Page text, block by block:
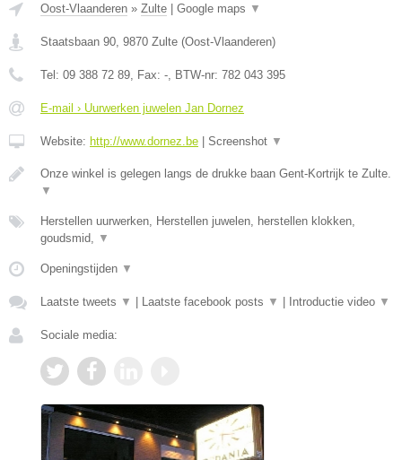
Oost-Vlaanderen » Zulte Google maps ▼
Staatsbaan 90, 9870 Zulte (Oost-Vlaanderen)
Tel: 09 388 72 89, Fax: -, BTW-nr: 782 043 395
E-mail › Uurwerken juwelen Jan Dornez
Website: http://www.dornez.be Screenshot ▼
Onze winkel is gelegen langs de drukke baan Gent-Kortrijk te Zulte.
▼
Herstellen uurwerken, Herstellen juwelen, herstellen klokken,
goudsmid, ▼
Openingstijden ▼
Laatste tweets ▼ Laatste facebook posts ▼ Introductie video ▼
Sociale media: